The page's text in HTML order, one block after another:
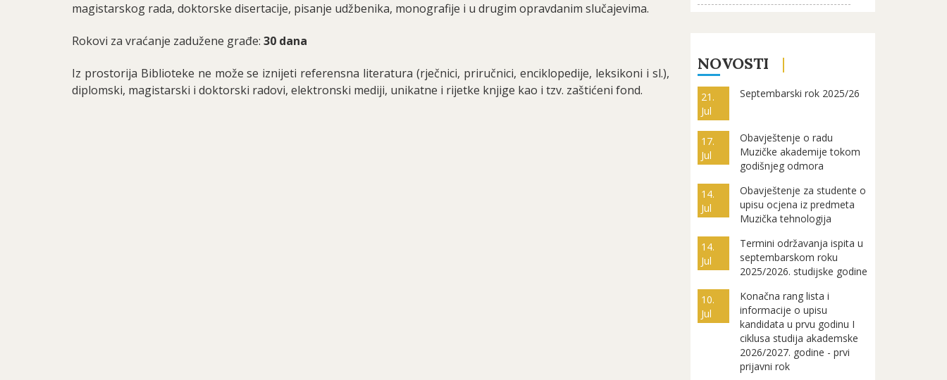
magistarskog rada, doktorske disertacije, pisanje udžbenika, monografije i u drugim opravdanim slučajevima.
Rokovi za vraćanje zadužene građe: 30 dana
Iz prostorija Biblioteke ne može se iznijeti referensna literatura (rječnici, priručnici, enciklopedije, leksikoni i sl.),
diplomski, magistarski i doktorski radovi, elektronski mediji, unikatne i rijetke knjige kao i tzv. zaštićeni fond.
NOVOSTI
21.
Jul
Septembarski rok 2025/26
17.
Jul
Obavještenje o radu
Muzičke akademije tokom
godišnjeg odmora
14.
Jul
Obavještenje za studente o
upisu ocjena iz predmeta
Muzička tehnologija
14.
Jul
Termini održavanja ispita u
septembarskom roku
2025/2026. studijske godine
10.
Jul
Konačna rang lista i
informacije o upisu
kandidata u prvu godinu I
ciklusa studija akademske
2026/2027. godine - prvi
prijavni rok